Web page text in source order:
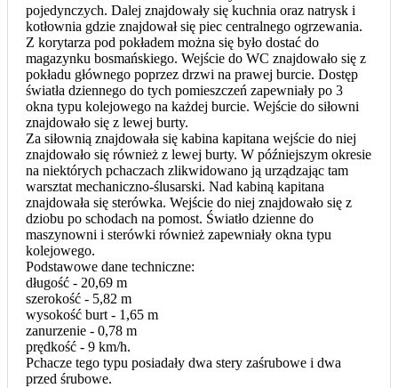
pojedynczych. Dalej znajdowały się kuchnia oraz natrysk i
kotłownia gdzie znajdował się piec centralnego ogrzewania.
Z korytarza pod pokładem można się było dostać do
magazynku bosmańskiego. Wejście do WC znajdowało się z
pokładu głównego poprzez drzwi na prawej burcie. Dostęp
światła dziennego do tych pomieszczeń zapewniały po 3
okna typu kolejowego na każdej burcie. Wejście do siłowni
znajdowało się z lewej burty.
Za siłownią znajdowała się kabina kapitana wejście do niej
znajdowało się również z lewej burty. W późniejszym okresie
na niektórych pchaczach zlikwidowano ją urządzając tam
warsztat mechaniczno-ślusarski. Nad kabiną kapitana
znajdowała się sterówka. Wejście do niej znajdowało się z
dziobu po schodach na pomost. Światło dzienne do
maszynowni i sterówki również zapewniały okna typu
kolejowego.
Podstawowe dane techniczne:
długość - 20,69 m
szerokość - 5,82 m
wysokość burt - 1,65 m
zanurzenie - 0,78 m
prędkość - 9 km/h.
Pchacze tego typu posiadały dwa stery zaśrubowe i dwa
przed śrubowe.